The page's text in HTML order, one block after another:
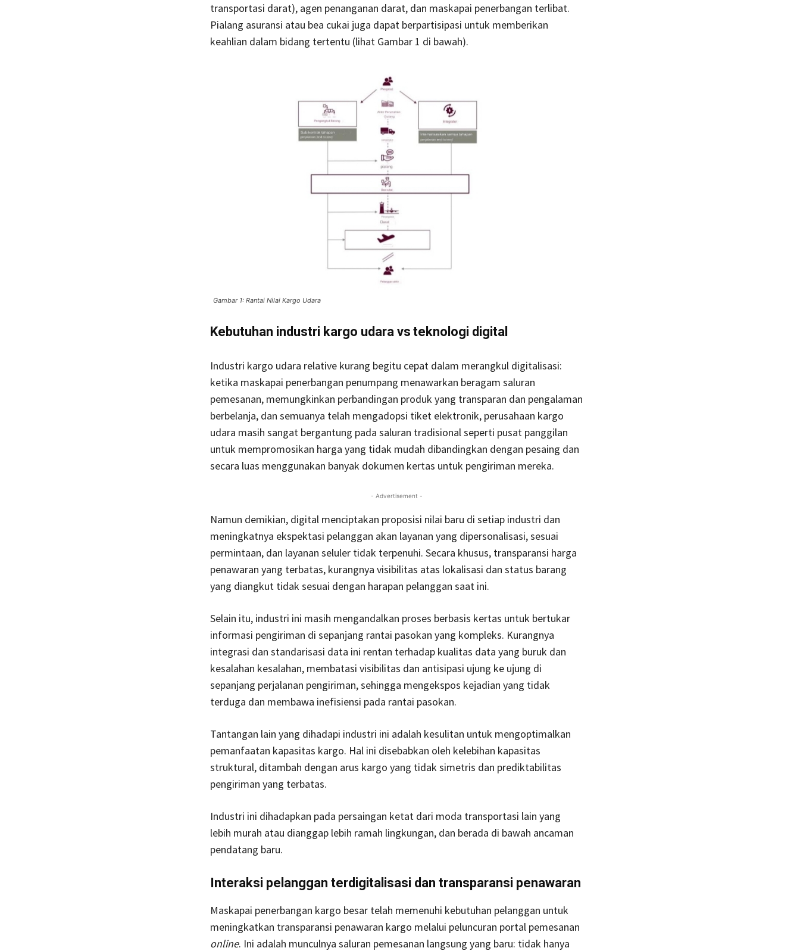
transportasi darat), agen penanganan darat, dan maskapai penerbangan terlibat.
Pialang asuransi atau bea cukai juga dapat berpartisipasi untuk memberikan
keahlian dalam bidang tertentu (lihat Gambar 1 di bawah).
Gambar 1: Rantai Nilai Kargo Udara
Kebutuhan industri kargo udara vs teknologi digital
Industri kargo udara relative kurang begitu cepat dalam merangkul digitalisasi:
ketika maskapai penerbangan penumpang menawarkan beragam saluran
pemesanan, memungkinkan perbandingan produk yang transparan dan pengalaman
berbelanja, dan semuanya telah mengadopsi tiket elektronik, perusahaan kargo
udara masih sangat bergantung pada saluran tradisional seperti pusat panggilan
untuk mempromosikan harga yang tidak mudah dibandingkan dengan pesaing dan
secara luas menggunakan banyak dokumen kertas untuk pengiriman mereka.
- Advertisement -
Namun demikian, digital menciptakan proposisi nilai baru di setiap industri dan
meningkatnya ekspektasi pelanggan akan layanan yang dipersonalisasi, sesuai
permintaan, dan layanan seluler tidak terpenuhi. Secara khusus, transparansi harga
penawaran yang terbatas, kurangnya visibilitas atas lokalisasi dan status barang
yang diangkut tidak sesuai dengan harapan pelanggan saat ini.
Selain itu, industri ini masih mengandalkan proses berbasis kertas untuk bertukar
informasi pengiriman di sepanjang rantai pasokan yang kompleks. Kurangnya
integrasi dan standarisasi data ini rentan terhadap kualitas data yang buruk dan
kesalahan kesalahan, membatasi visibilitas dan antisipasi ujung ke ujung di
sepanjang perjalanan pengiriman, sehingga mengekspos kejadian yang tidak
terduga dan membawa inefisiensi pada rantai pasokan.
Tantangan lain yang dihadapi industri ini adalah kesulitan untuk mengoptimalkan
pemanfaatan kapasitas kargo. Hal ini disebabkan oleh kelebihan kapasitas
struktural, ditambah dengan arus kargo yang tidak simetris dan prediktabilitas
pengiriman yang terbatas.
Industri ini dihadapkan pada persaingan ketat dari moda transportasi lain yang
lebih murah atau dianggap lebih ramah lingkungan, dan berada di bawah ancaman
pendatang baru.
Interaksi pelanggan terdigitalisasi dan transparansi penawaran
Maskapai penerbangan kargo besar telah memenuhi kebutuhan pelanggan untuk
meningkatkan transparansi penawaran kargo melalui peluncuran portal pemesanan
online. Ini adalah munculnya saluran pemesanan langsung yang baru: tidak hanya